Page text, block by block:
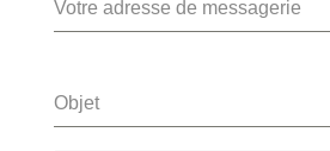
Votre adresse de messagerie
Objet